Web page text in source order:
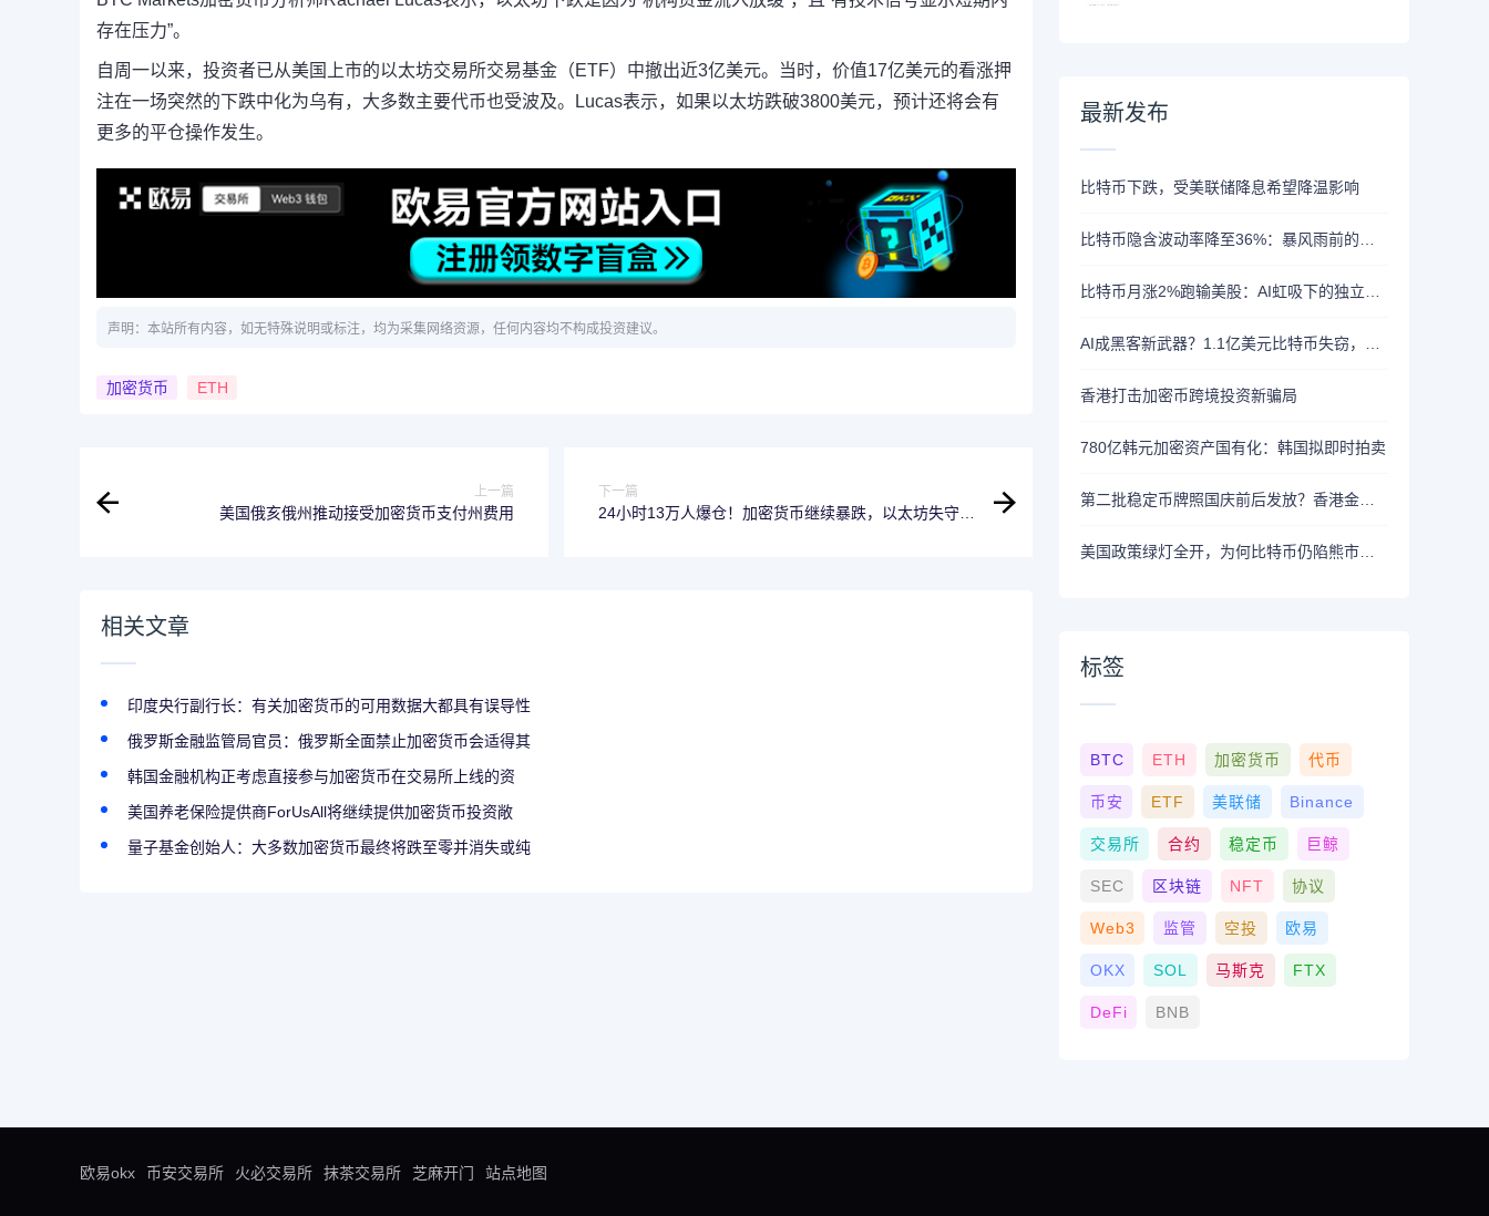
存在压力”。
自周一以来，投资者已从美国上市的以太坊交易所交易基金（ETF）中撤出近3亿美元。当时，价值17亿美元的看涨押
注在一场突然的下跌中化为乌有，大多数主要代币也受波及。Lucas表示，如果以太坊跌破3800美元，预计还将会有
更多的平仓操作发生。
声明：本站所有内容，如无特殊说明或标注，均为采集网络资源，任何内容均不构成投资建议。
加密货币 ETH
上一篇
美国俄亥俄州推动接受加密货币支付州费用
下一篇
24小时13万人爆仓！加密货币继续暴跌，以太坊失守
相关文章
印度央行副行长：有关加密货币的可用数据大都具有误导性
俄罗斯金融监管局官员：俄罗斯全面禁止加密货币会适得其
韩国金融机构正考虑直接参与加密货币在交易所上线的资
美国养老保险提供商ForUsAll将继续提供加密货币投资敞
量子基金创始人：大多数加密货币最终将跌至零并消失或纯
最新发布
比特币下跌，受美联储降息希望降温影响
香港打击加密币跨境投资新骗局
780亿韩元加密资产国有化：韩国拟即时拍卖
标签
BTC ETH 加密货币 代币
币安 ETF 美联储 Binance
交易所 合约 稳定币 巨鲸
SEC 区块链 NFT 协议
Web3 监管 空投 欧易
OKX SOL 马斯克 FTX
DeFi BNB
欧易okx 币安交易所 火必交易所 抹茶交易所 芝麻开门 站点地图